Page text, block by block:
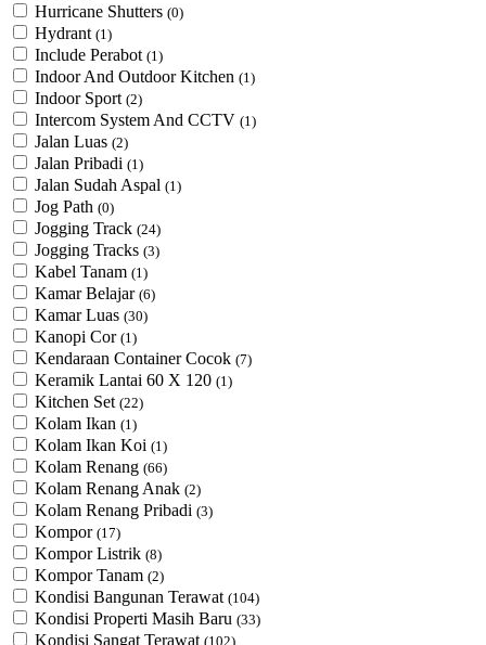
Hurricane Shutters (0)
Hydrant (1)
Include Perabot (1)
Indoor And Outdoor Kitchen (1)
Indoor Sport (2)
Intercom System And CCTV (1)
Jalan Luas (2)
Jalan Pribadi (1)
Jalan Sudah Aspal (1)
Jog Path (0)
Jogging Track (24)
Jogging Tracks (3)
Kabel Tanam (1)
Kamar Belajar (6)
Kamar Luas (30)
Kanopi Cor (1)
Kendaraan Container Cocok (7)
Keramik Lantai 60 X 120 (1)
Kitchen Set (22)
Kolam Ikan (1)
Kolam Ikan Koi (1)
Kolam Renang (66)
Kolam Renang Anak (2)
Kolam Renang Pribadi (3)
Kompor (17)
Kompor Listrik (8)
Kompor Tanam (2)
Kondisi Bangunan Terawat (104)
Kondisi Properti Masih Baru (33)
Kondisi Sangat Terawat (102)